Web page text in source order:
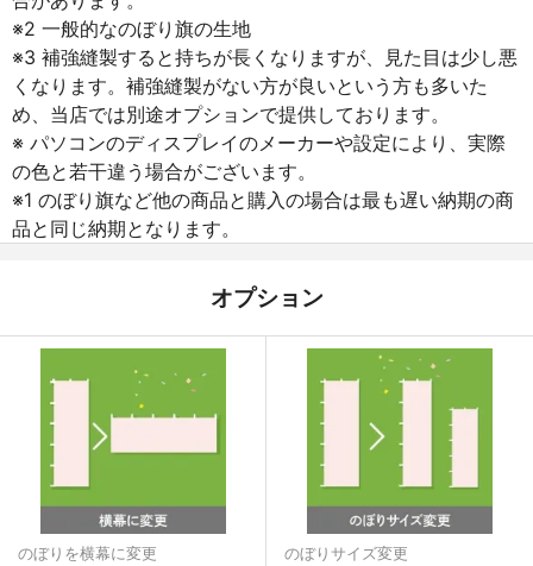
※2 一般的なのぼり旗の生地
※3 補強縫製すると持ちが長くなりますが、見た目は少し悪
くなります。補強縫製がない方が良いという方も多いた
め、当店では別途オプションで提供しております。
※ パソコンのディスプレイのメーカーや設定により、実際
の色と若干違う場合がございます。
※1 のぼり旗など他の商品と購入の場合は最も遅い納期の商
品と同じ納期となります。
オプション
のぼりを横幕に変更 のぼりサイズ変更